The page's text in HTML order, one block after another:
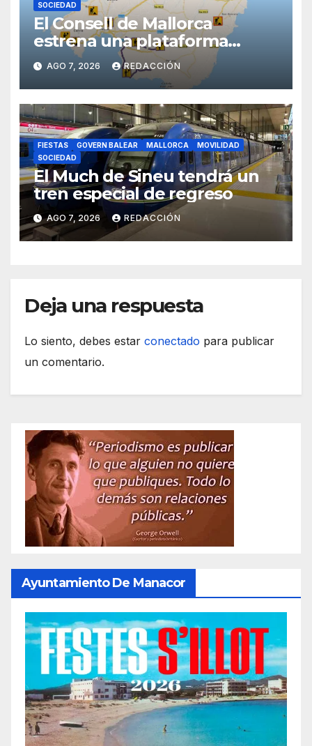
SOCIEDAD
El Consell de Mallorca
estrena una plataforma
inteligente de incidencias
viarias en tiempo real
AGO 7, 2026 REDACCIÓN
FIESTAS GOVERN BALEAR MALLORCA
MOVILIDAD
SOCIEDAD
El Much de Sineu tendrá un
tren especial de regreso
AGO 7, 2026 REDACCIÓN
Deja una respuesta
Lo siento, debes estar conectado para publicar
un comentario.
Ayuntamiento De Manacor